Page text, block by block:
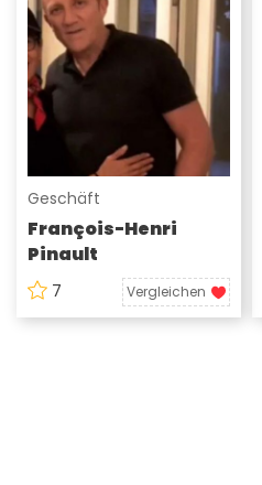
Geschäft
François-Henri
Pinault
7 Vergleichen